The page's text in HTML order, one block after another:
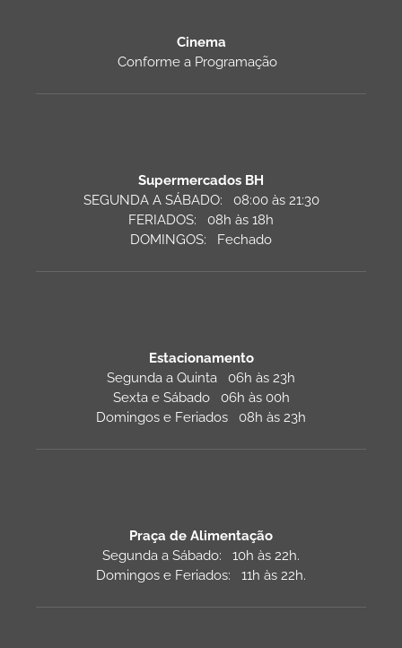
Cinema
Conforme a Programação
Supermercados BH
SEGUNDA A SÁBADO: 08:00 às 21:30
FERIADOS: 08h às 18h
DOMINGOS: Fechado
Estacionamento
Segunda a Quinta 06h às 23h
Sexta e Sábado 06h às 00h
Domingos e Feriados 08h às 23h
Praça de Alimentação
Segunda a Sábado: 10h às 22h.
Domingos e Feriados: 11h às 22h.